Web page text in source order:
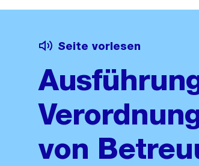
Seite vorlesen
von